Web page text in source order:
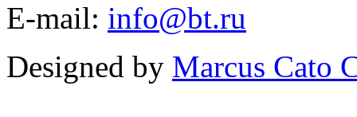
E-mail: info@bt.ru
Designed by Marcus Cato